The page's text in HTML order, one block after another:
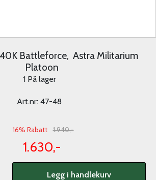
Battleforce, Astra Militarium
Platoon
1 På lager
Art.nr: 47-48
16% Rabatt 1.940,-
1.630,-
Legg i handlekurv